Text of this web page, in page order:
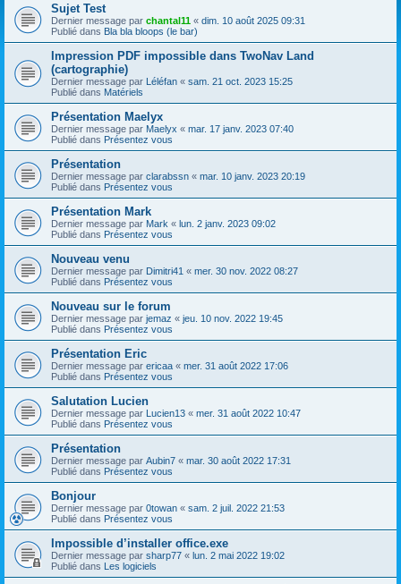
Sujet Test
Dernier message par chantal11 « dim. 10 août 2025 09:31
Publié dans Bla bla bloops (le bar)
Impression PDF impossible dans TwoNav Land
(cartographie)
Dernier message par Léléfan « sam. 21 oct. 2023 15:25
Publié dans Matériels
Présentation Maelyx
Dernier message par Maelyx « mar. 17 janv. 2023 07:40
Publié dans Présentez vous
Présentation
Dernier message par clarabssn « mar. 10 janv. 2023 20:19
Publié dans Présentez vous
Présentation Mark
Dernier message par Mark « lun. 2 janv. 2023 09:02
Publié dans Présentez vous
Nouveau venu
Dernier message par Dimitri41 « mer. 30 nov. 2022 08:27
Publié dans Présentez vous
Nouveau sur le forum
Dernier message par jemaz « jeu. 10 nov. 2022 19:45
Publié dans Présentez vous
Présentation Eric
Dernier message par ericaa « mer. 31 août 2022 17:06
Publié dans Présentez vous
Salutation Lucien
Dernier message par Lucien13 « mer. 31 août 2022 10:47
Publié dans Présentez vous
Présentation
Dernier message par Aubin7 « mar. 30 août 2022 17:31
Publié dans Présentez vous
Bonjour
Dernier message par 0towan « sam. 2 juil. 2022 21:53
Publié dans Présentez vous
Impossible d’installer office.exe
Dernier message par sharp77 « lun. 2 mai 2022 19:02
Publié dans Les logiciels